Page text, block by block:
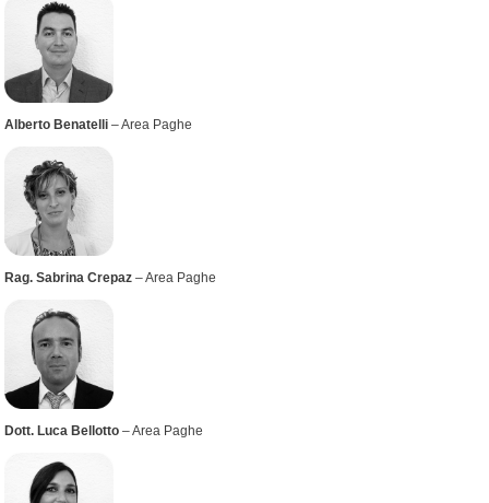
Alberto Benatelli– Area Paghe
Rag. Sabrina Crepaz– Area Paghe
Dott. Luca Bellotto– Area Paghe